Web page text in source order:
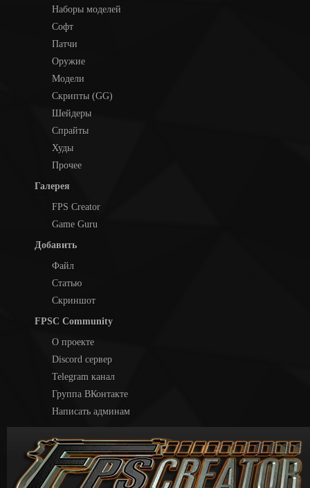
Наборы моделей
Софт
Патчи
Оружие
Модели
Скрипты (GG)
Шейдеры
Спрайты
Худы
Прочее
Галерея
FPS Creator
Game Guru
Добавить
Файл
Статью
Скриншот
FPSC Community
О проекте
Discord сервер
Telegram канал
Группа ВКонтакте
Написать админам